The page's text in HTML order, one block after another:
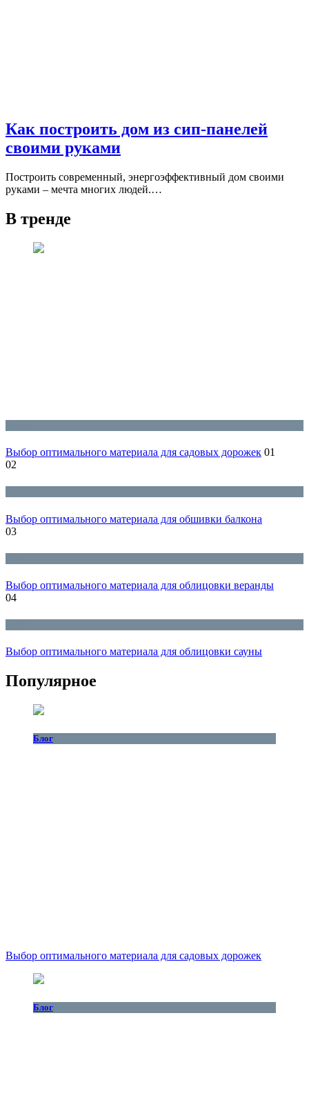
Как построить дом из сип-панелей
своими руками
Построить современный, энергоэффективный дом своими
руками – мечта многих людей.…
В тренде
Выбор оптимального материала для садовых дорожек 01
02
Выбор оптимального материала для обшивки балкона
03
Выбор оптимального материала для облицовки веранды
04
Выбор оптимального материала для облицовки сауны
Популярное
Блог
Выбор оптимального материала для садовых дорожек
Блог